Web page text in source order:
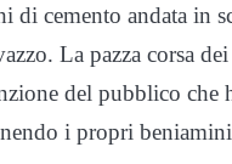
di cemento andata in
La pazza corsa
del pubblico che
i propri